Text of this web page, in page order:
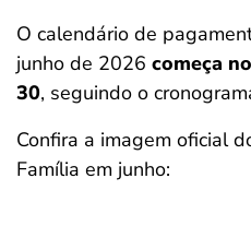
O calendário de
junho de 2026 começa
30, seguindo o
Confira a imagem oficial
Família em junho: